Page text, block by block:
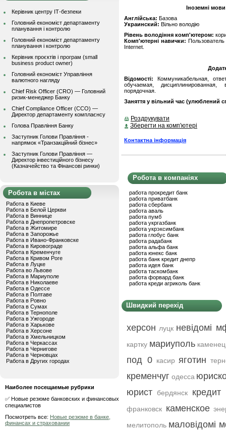
Керівник центру ІТ-безпеки
Головний економіст департаменту
планування і контролю
Головний економіст департаменту
планування і контролю
Керівник проєктів і програм (small
business product owner)
Головний економіст Управління
валютного нагляду
Chief Risk Officer (CRO) — Головний
ризик-менеджер Банку
Chief Compliance Officer (CCO) —
Директор департаменту комплаєнсу
Голова Правління Банку
Заступник Голови Правління -
напрямок «Транзакційний бізнес»
Заступник Голови Правління —
Директор інвестиційного бізнесу
(Казначейство та Фінансові ринки)
Робота в містах
Работа в Киеве
Работа в Белой Церкви
Работа в Виннице
Работа в Днепропетровске
Работа в Житомире
Работа в Запорожье
Работа в Ивано-Франковске
Работа в Кировограде
Работа в Кременчуге
Работа в Кривом Роге
Работа в Луцке
Работа во Львове
Работа в Мариуполе
Работа в Николаеве
Работа в Одессе
Работа в Полтаве
Работа в Ровно
Работа в Сумах
Работа в Тернополе
Работа в Ужгороде
Работа в Харькове
Работа в Херсоне
Работа в Хмельницком
Работа в Черкассах
Работа в Чернигове
Работа в Черновцах
Работа в Других городах
Наиболее посещаемые рубрики
✅ Новые резюме банковских и финансовых
специалистов
Посмотреть все: Новые резюме в банке,
финансах и страховании
Іноземні
Англійська: Базова
Украинский: Вільно володію
Рівень володіння комп'ютером:
Комп'ютерні навички:
Internet.
Відомості: Коммуникабельная,
обучаемая, дисциплинированная,
порядочная.
Заняття у вільний час (улюблений
Роздрукувати
Зберегти на комп'ютері
Контактна інформація
Робота в компаніях
работа прокредит банк
работа приватбанк
работа сбербанк
работа аваль
работа пумб
работа укргазбанк
работа укрэксимбанк
работа глобус банк
работа радабанк
работа альфа банк
работа юнекс банк
работа банк кредит днепр
работа идея банк
работа таскомбанк
работа форвард банк
работа креди агриколь банк
Швидкий перехід
херсон луцк невідомі
картку мариуполь
под 0 касир яготин
кременчуг одесса
юрист
бердянск
франковск каменское
мелитополь маловідомі